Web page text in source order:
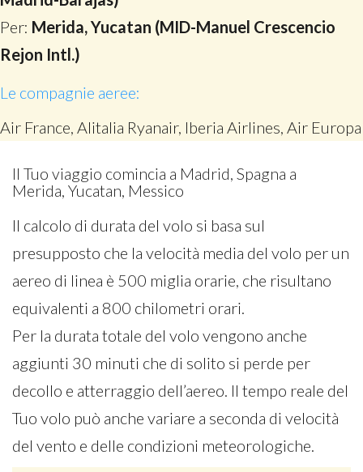
Per: Merida, Yucatan (MID-Manuel Crescencio
Rejon Intl.)
Le compagnie aeree:
Air France, Alitalia Ryanair, Iberia Airlines, Air Europa
Il Tuo viaggio comincia a Madrid, Spagna a
Merida, Yucatan, Messico
Il calcolo di durata del volo si basa sul
presupposto che la velocità media del volo per un
aereo di linea è 500 miglia orarie, che risultano
equivalenti a 800 chilometri orari.
Per la durata totale del volo vengono anche
aggiunti 30 minuti che di solito si perde per
decollo e atterraggio dell’aereo. Il tempo reale del
Tuo volo può anche variare a seconda di velocità
del vento e delle condizioni meteorologiche.